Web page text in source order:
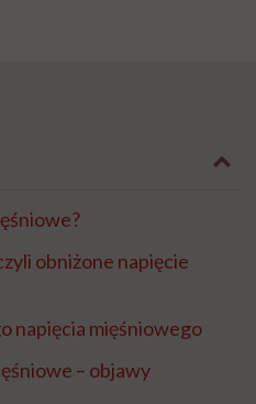
obniżone napięcie
napięcia mięśniowego
– objawy